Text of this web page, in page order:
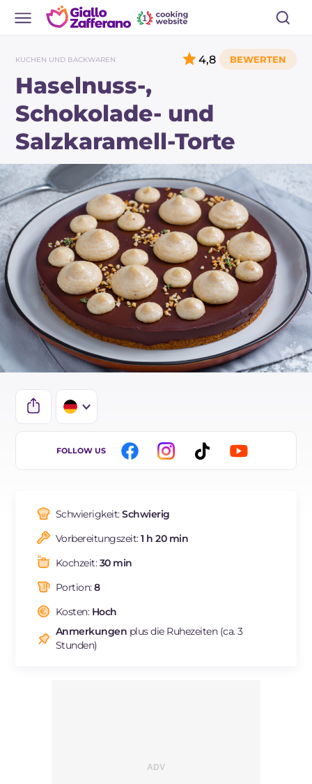
KUCHEN UND BACKWAREN
Haselnuss-,
Schokolade- und
Salzkaramell-Torte
4,8
IT
FR
ES
NL
FOLLOW US
Schwierigkeit:Schwierig
Vorbereitungszeit:1 h 20 min
Kochzeit:30 min
Portion:8
Kosten: Hoch
Anmerkungen plus die Ruhezeiten (ca. 3
Stunden)